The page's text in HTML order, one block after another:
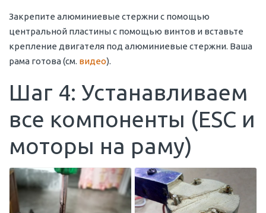
Закрепите алюминиевые стержни с помощью
центральной пластины с помощью винтов и вставьте
крепление двигателя под алюминиевые стержни. Ваша
рама готова (см. видео).
Шаг 4: Устанавливаем
все компоненты (ESC и
моторы на раму)